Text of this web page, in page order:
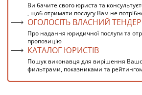
Ви бачите свого юриста та
, щоб отримати послугу Вам не
ОГОЛОСІТЬ ВЛАСНИЙ ТЕНДЕР
Про надання юридичної послуги та
пропозицію
КАТАЛОГ ЮРИСТІВ
Пошук виконавця для вирішення
фильтрами, показниками та